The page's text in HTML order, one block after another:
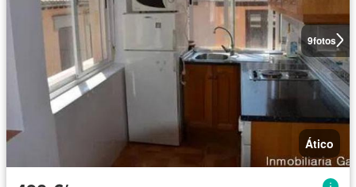
9fotos
Ático